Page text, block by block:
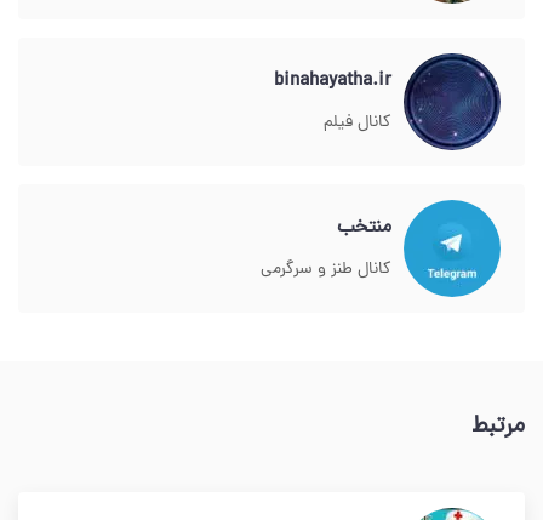
binahayatha.ir
کانال فیلم
منتخب
کانال طنز و سرگرمی
مرتبط